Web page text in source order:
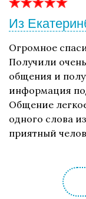
Из
Огромное
Получили
общения и
информация
Общение
одного слова
приятный